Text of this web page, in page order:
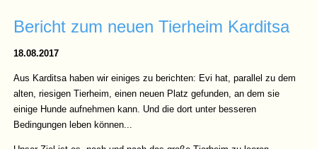
Bericht zum neuen Tierheim Karditsa
18.08.2017
Aus Karditsa haben wir einiges zu berichten: Evi hat, parallel zu dem
alten, riesigen Tierheim, einen neuen Platz gefunden, an dem sie
einige Hunde aufnehmen kann. Und die dort unter besseren
Bedingungen leben können...